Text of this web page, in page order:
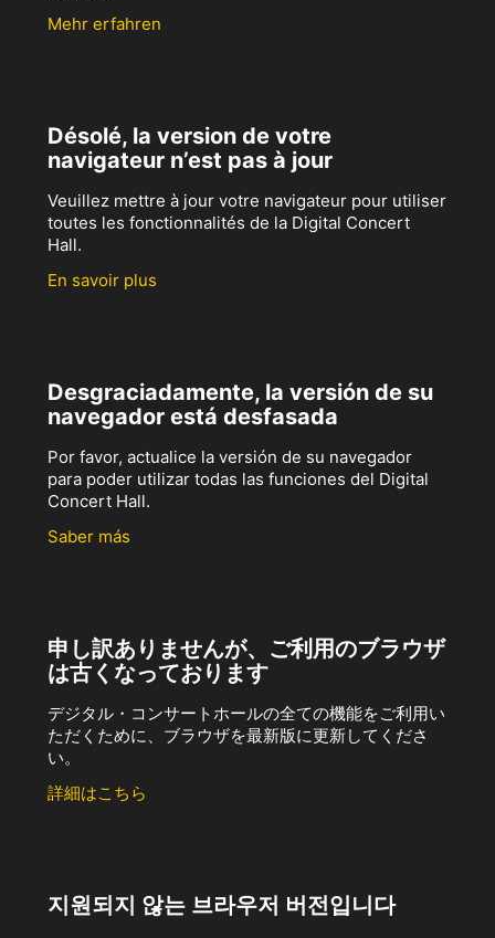
Mehr erfahren
Désolé, la version de votre
navigateur n’est pas à jour
Veuillez mettre à jour votre navigateur pour utiliser
toutes les fonctionnalités de la Digital Concert
Hall.
En savoir plus
Desgraciadamente, la versión de su
navegador está desfasada
Por favor, actualice la versión de su navegador
para poder utilizar todas las funciones del Digital
Concert Hall.
Saber más
申し訳ありませんが、ご利用のブラウザ
は古くなっております
デジタル・コンサートホールの全ての機能をご利用い
ただくために、ブラウザを最新版に更新してくださ
い。
詳細はこちら
지원되지 않는 브라우저 버전입니다